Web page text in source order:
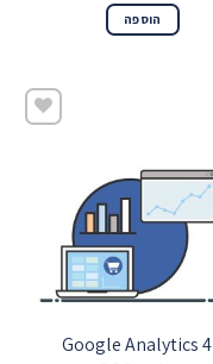
הוספה
Google Analytics 4